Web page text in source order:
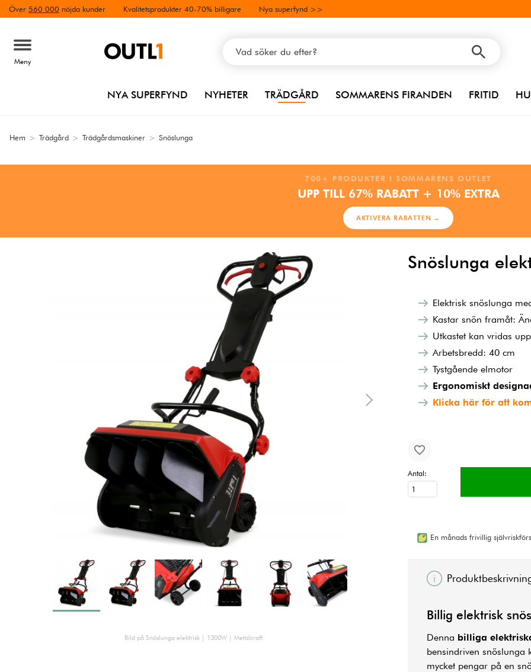
Över 560 000 nöjda kunder Kvalitetsprodukter 40-70% billigare Nya superfynd >>
Meny
NYA SUPERFYND NYHETER TRÄDGÅRD SOMMARENS FIRANDEN FRITID
Hem > Trädgård > Trädgårdsmaskiner > Snöslunga
700+ PRODUKTER I SOMMARENS OUTLET
UPP TILL 67% RABATT + 10% EXTRA
AKTIVERA RABATTEN →
Snöslunga
Bild på Snöslunga elektrisk | 1300W | Metalcraft
Elektrisk snöslunga
Kastar snön framåt:
Utkastet kan vridas
Arbetsbredd: 40 cm
Tystgående elmotor
Ergonomiskt
Klicka här för att
Antal:
En månads frivillig
Billig elektrisk
Denna billiga
bensindriven snöslunga
mycket pengar på en